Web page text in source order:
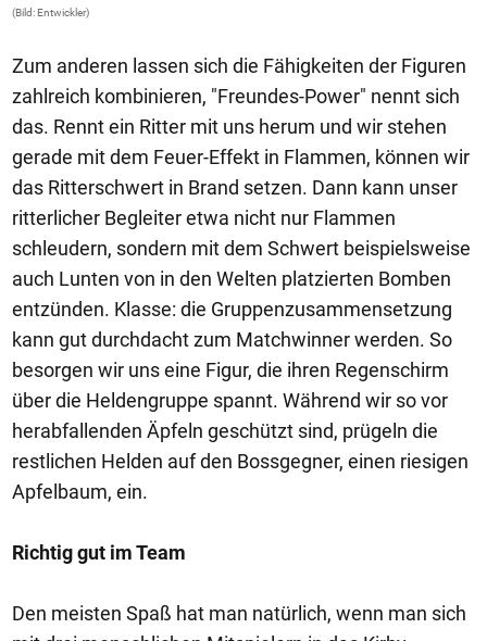
(Bild: Entwickler)
Zum anderen lassen sich die Fähigkeiten der Figuren
zahlreich kombinieren, "Freundes-Power" nennt sich
das. Rennt ein Ritter mit uns herum und wir stehen
gerade mit dem Feuer-Effekt in Flammen, können wir
das Ritterschwert in Brand setzen. Dann kann unser
ritterlicher Begleiter etwa nicht nur Flammen
schleudern, sondern mit dem Schwert beispielsweise
auch Lunten von in den Welten platzierten Bomben
entzünden. Klasse: die Gruppenzusammensetzung
kann gut durchdacht zum Matchwinner werden. So
besorgen wir uns eine Figur, die ihren Regenschirm
über die Heldengruppe spannt. Während wir so vor
herabfallenden Äpfeln geschützt sind, prügeln die
restlichen Helden auf den Bossgegner, einen riesigen
Apfelbaum, ein.
Richtig gut im Team
Den meisten Spaß hat man natürlich, wenn man sich